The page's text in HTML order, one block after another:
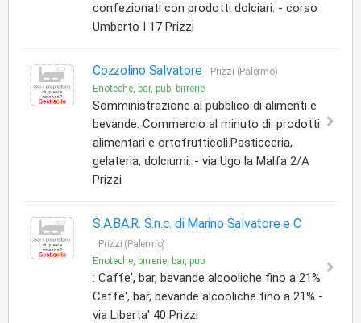
confezionati con prodotti dolciari. - corso
Umberto I 17 Prizzi
Cozzolino Salvatore
Prizzi (Palermo)
Enoteche, bar, pub, birrerie
Somministrazione al pubblico di alimenti e
bevande. Commercio al minuto di: prodotti
alimentari e ortofrutticoli.Pasticceria,
gelateria, dolciumi. - via Ugo la Malfa 2/A
Prizzi
S.A.BA.R. S.n.c. di Marino Salvatore e C
Prizzi (Palermo)
Enoteche, birrerie, bar, pub
: Caffe', bar, bevande alcooliche fino a 21%.
Caffe', bar, bevande alcooliche fino a 21% -
via Liberta' 40 Prizzi